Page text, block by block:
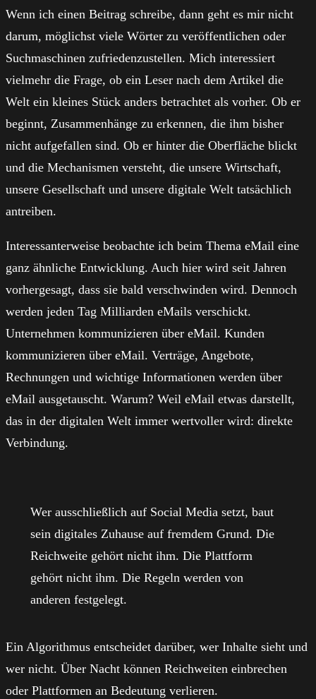
Wenn ich einen Beitrag schreibe, dann geht es mir nicht
darum, möglichst viele Wörter zu veröffentlichen oder
Suchmaschinen zufriedenzustellen. Mich interessiert
vielmehr die Frage, ob ein Leser nach dem Artikel die
Welt ein kleines Stück anders betrachtet als vorher. Ob er
beginnt, Zusammenhänge zu erkennen, die ihm bisher
nicht aufgefallen sind. Ob er hinter die Oberfläche blickt
und die Mechanismen versteht, die unsere Wirtschaft,
unsere Gesellschaft und unsere digitale Welt tatsächlich
antreiben.
Interessanterweise beobachte ich beim Thema eMail eine
ganz ähnliche Entwicklung. Auch hier wird seit Jahren
vorhergesagt, dass sie bald verschwinden wird. Dennoch
werden jeden Tag Milliarden eMails verschickt.
Unternehmen kommunizieren über eMail. Kunden
kommunizieren über eMail. Verträge, Angebote,
Rechnungen und wichtige Informationen werden über
eMail ausgetauscht. Warum? Weil eMail etwas darstellt,
das in der digitalen Welt immer wertvoller wird: direkte
Verbindung.
Wer ausschließlich auf Social Media setzt, baut
sein digitales Zuhause auf fremdem Grund. Die
Reichweite gehört nicht ihm. Die Plattform
gehört nicht ihm. Die Regeln werden von
anderen festgelegt.
Ein Algorithmus entscheidet darüber, wer Inhalte sieht und
wer nicht. Über Nacht können Reichweiten einbrechen
oder Plattformen an Bedeutung verlieren.